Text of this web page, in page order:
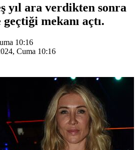
yıl ara verdikten sonra
mekanı açtı.
10:16
Cuma 10:16